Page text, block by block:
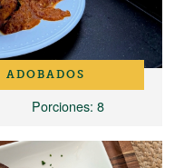
ADOBADOS
Porciones: 8